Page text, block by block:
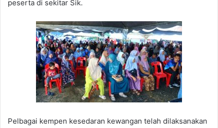
peserta di sekitar Sik.
Pelbagai kempen kesedaran kewangan telah dilaksanakan